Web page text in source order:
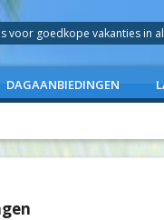
voor goedkope vakanties in
DAGAANBIEDINGEN